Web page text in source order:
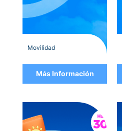
Movilidad
Más Información